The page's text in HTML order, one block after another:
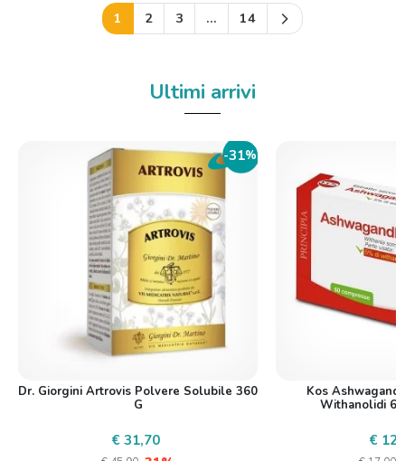
1 2 3 … 14 arrow_forward_ios Successivo
Ultimi arrivi
-31%
Dr. Giorgini Artrovis Polvere Solubile 360
G
€ 31,70
Kos
Withanolidi
€